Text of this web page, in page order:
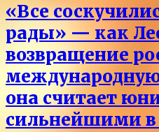
«Все
рады» — как
возвращение
она считает
сильнейшими